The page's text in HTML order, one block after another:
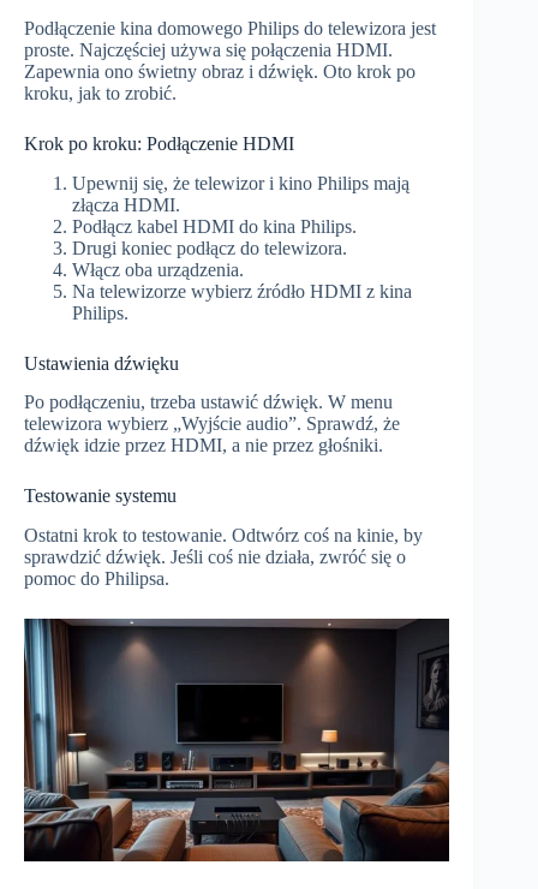
Podłączenie kina domowego Philips do telewizora jest
proste. Najczęściej używa się połączenia HDMI.
Zapewnia ono świetny obraz i dźwięk. Oto krok po
kroku, jak to zrobić.
Krok po kroku: Podłączenie HDMI
Upewnij się, że telewizor i kino Philips mają
złącza HDMI.
Podłącz kabel HDMI do kina Philips.
Drugi koniec podłącz do telewizora.
Włącz oba urządzenia.
Na telewizorze wybierz źródło HDMI z kina
Philips.
Ustawienia dźwięku
Po podłączeniu, trzeba ustawić dźwięk. W menu
telewizora wybierz „Wyjście audio”. Sprawdź, że
dźwięk idzie przez HDMI, a nie przez głośniki.
Testowanie systemu
Ostatni krok to testowanie. Odtwórz coś na kinie, by
sprawdzić dźwięk. Jeśli coś nie działa, zwróć się o
pomoc do Philipsa.